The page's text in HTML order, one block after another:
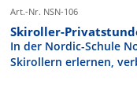
Art.-Nr. NSN-106
Skiroller-
In der Nordic-Schule
Skirollern erlernen,